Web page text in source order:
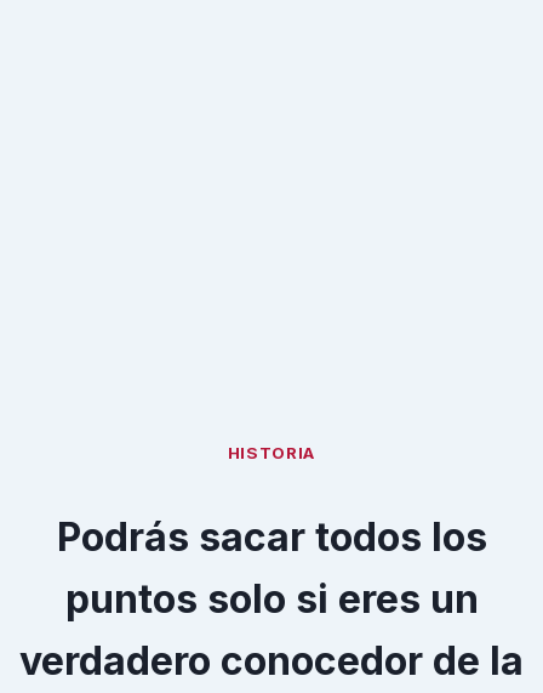
HISTORIA
Podrás sacar todos los
puntos solo si eres un
verdadero conocedor de la